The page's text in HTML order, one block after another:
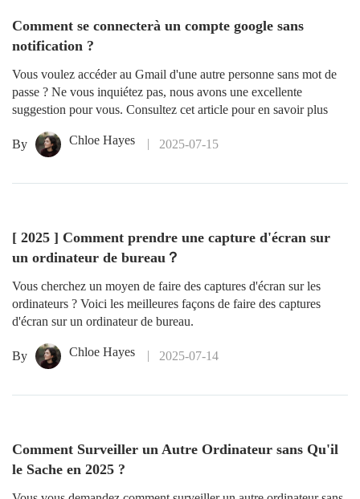
Comment se connecterà un compte google sans
notification ?
Vous voulez accéder au Gmail d'une autre personne sans mot de
passe ? Ne vous inquiétez pas, nous avons une excellente
suggestion pour vous. Consultez cet article pour en savoir plus
By Chloe Hayes 2025-07-15
[ 2025 ] Comment prendre une capture d'écran sur
un ordinateur de bureau？
Vous cherchez un moyen de faire des captures d'écran sur les
ordinateurs ? Voici les meilleures façons de faire des captures
d'écran sur un ordinateur de bureau.
By Chloe Hayes 2025-07-14
Comment Surveiller un Autre Ordinateur sans Qu'il
le Sache en 2025 ?